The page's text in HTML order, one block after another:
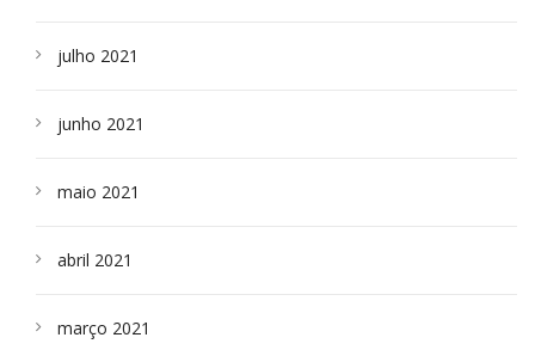
julho 2021
junho 2021
maio 2021
abril 2021
março 2021